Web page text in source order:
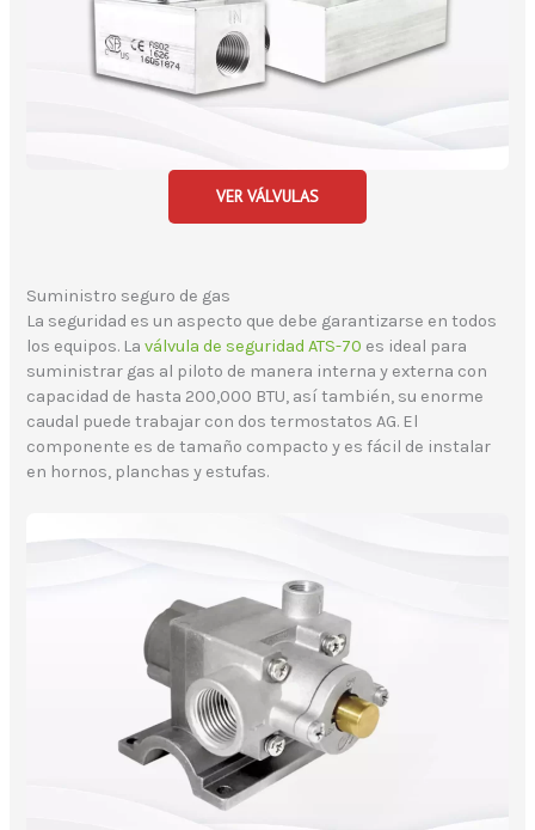
VER VÁLVULAS
Suministro seguro de gas
La seguridad es un aspecto que debe garantizarse en todos
los equipos. Laválvula de seguridad ATS-70 es ideal para
suministrar gas al piloto de manera interna y externa con
capacidad de hasta 200,000 BTU, así también, su enorme
caudal puede trabajar con dos termostatos AG. El
componente es de tamaño compacto y es fácil de instalar
en hornos, planchas y estufas.